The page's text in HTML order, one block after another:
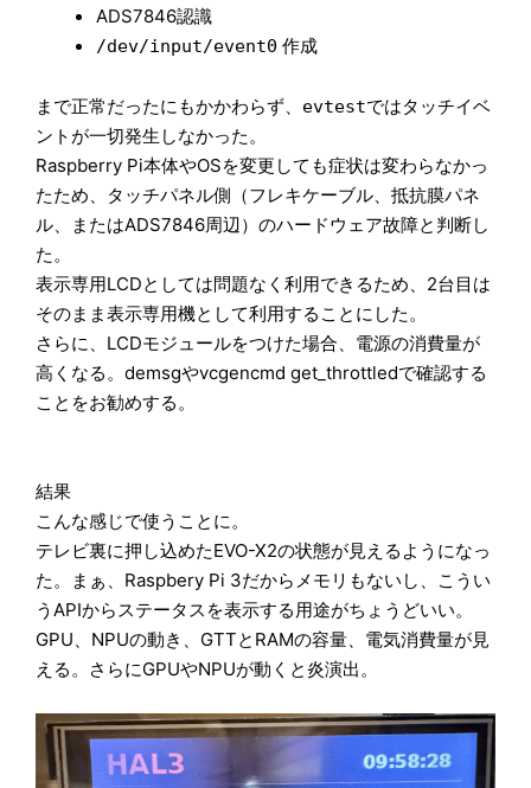
ADS7846認識
/dev/input/event0 作成
まで正常だったにもかかわらず、 evtestではタッチイベ
ントが一切発生しなかった。
Raspberry Pi本体やOSを変更しても症状は変わらなかっ
たため、タッチパネル側（フレキケーブル、抵抗膜パネ
ル、またはADS7846周辺）のハードウェア故障と判断し
た。
表示専用LCDとしては問題なく利用できるため、2台目は
そのまま表示専用機として利用することにした。
さらに、LCDモジュールをつけた場合、電源の消費量が
高くなる。demsgやvcgencmd get_throttledで確認する
ことをお勧めする。
結果
こんな感じで使うことに。
テレビ裏に押し込めたEVO-X2の状態が見えるようになっ
た。まぁ、Raspbery Pi 3だからメモリもないし、こうい
うAPIからステータスを表示する用途がちょうどいい。
GPU、NPUの動き、GTTとRAMの容量、電気消費量が見
える。さらにGPUやNPUが動くと炎演出。